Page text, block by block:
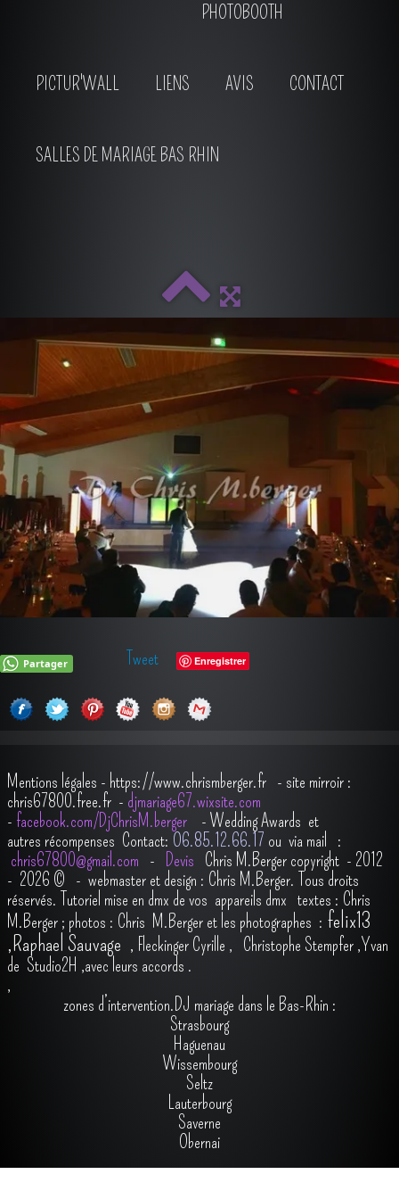
PHOTOBOOTH
PICTUR'WALL LIENS AVIS CONTACT
SALLES DE MARIAGE BAS RHIN
Partager Tweet Enregistrer
Mentions légales - https://www.chrismberger.fr - site mirroir :
chris67800.free.fr - djmariage67.wixsite.com
- facebook.com/DjChrisM.berger - Wedding Awards et
autres récompenses Contact: O6.85.12.66.17 ou via mail :
chris67800@gmail.com - Devis Chris M.Berger copyright - 2012
- 2026 © - webmaster et design : Chris M.Berger. Tous droits
réservés. Tutoriel mise en dmx de vos appareils dmx textes : Chris
M.Berger ; photos : Chris M.Berger et les photographes : felix13
,Raphael Sauvage , Fleckinger Cyrille , Christophe Stempfer ,Yvan
de Studio2H ,avec leurs accords .
,
zones d’intervention.DJ mariage dans le Bas-Rhin :
Strasbourg
Haguenau
Wissembourg
Seltz
Lauterbourg
Saverne
Obernai